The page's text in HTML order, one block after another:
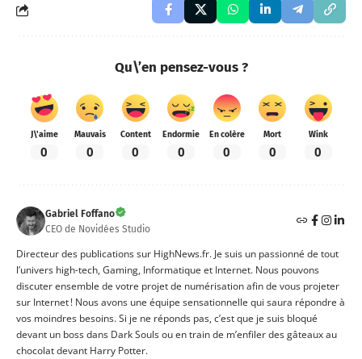
Qu\’en pensez-vous ?
J\'aime
0
Mauvais
0
Content
0
Endormie
0
En colère
0
Mort
0
Wink
0
Gabriel Foffano
CEO de Novidées Studio
Directeur des publications sur HighNews.fr. Je suis un passionné de tout
l’univers high-tech, Gaming, Informatique et Internet. Nous pouvons
discuter ensemble de votre projet de numérisation afin de vous projeter
sur Internet ! Nous avons une équipe sensationnelle qui saura répondre à
vos moindres besoins. Si je ne réponds pas, c’est que je suis bloqué
devant un boss dans Dark Souls ou en train de m’enfiler des gâteaux au
chocolat devant Harry Potter.